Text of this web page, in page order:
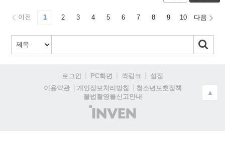
이전 1 2 3 4 5 6 7 8 9 10 다음
로그인 PC화면 퀵링크
설정
이용약관
개인정보처리방침
청소년보호정책
불법촬영물신고안내
(주)
인
▲